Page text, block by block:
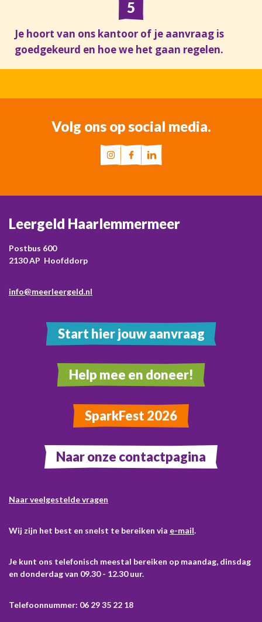
Je hoort van ons kantoor of je aanvraag is
goedgekeurd en hoe we het gaan regelen.
Volg ons op social media.
Leergeld Haarlemmermeer
Postbus 600
2130 AP Hoofddorp
info@meerleergeld.nl
Start hier jouw aanvraag
Help mee en doneer!
SparkFest 2026
Naar onze contactpagina
Naar veelgestelde vragen
Wij zijn het best en snelst te bereiken via e-mail.
Je kunt ons telefonisch meestal bereiken op maandag, dinsdag
en donderdag van 09.30 - 12.30 uur.
Telefoonnummer: 06 29 35 22 18